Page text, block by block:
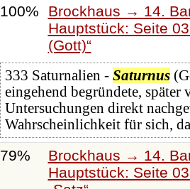
100%
Brockhaus → 14.
Hauptstück: Seite
(Gott)
333 Saturnalien - Saturnus
eingehend begründete,
Untersuchungen direkt
Wahrscheinlichkeit für sich,
79%
Brockhaus → 14.
Hauptstück: Seite